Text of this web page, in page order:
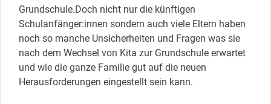
Grundschule.Doch nicht nur die künftigen
Schulanfänger:innen sondern auch viele Eltern haben
noch so manche Unsicherheiten und Fragen was sie
nach dem Wechsel von Kita zur Grundschule erwartet
und wie die ganze Familie gut auf die neuen
Herausforderungen eingestellt sein kann.